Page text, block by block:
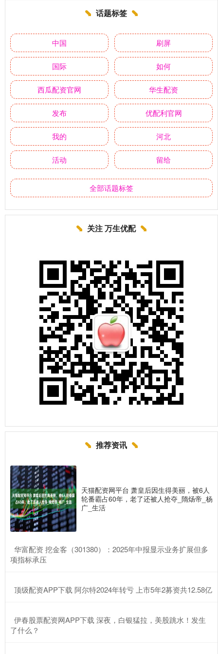
话题标签
中国 刷屏
国际 如何
西瓜配资官网 华生配资
发布 优配利官网
我的 河北
活动 留给
全部话题标签
关注 万生优配
推荐资讯
天猫配资网平台 萧皇后因生得美丽，被6人
轮番霸占60年，老了还被人抢夺_隋炀帝_杨
广_生活
​华富配资 挖金客（301380）：2025年中报显示业务扩展但多
项指标承压
​顶级配资APP下载 阿尔特2024年转亏 上市5年2募资共12.58亿
​伊春股票配资网APP下载 深夜，白银猛拉，美股跳水！发生
了什么？